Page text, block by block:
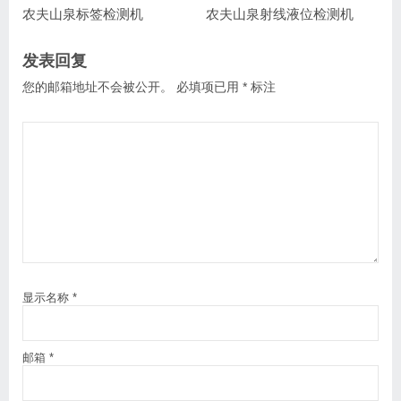
农夫山泉标签检测机 农夫山泉射线液位检测机
发表回复
您的邮箱地址不会被公开。 必填项已用 * 标注
显示名称 *
邮箱 *